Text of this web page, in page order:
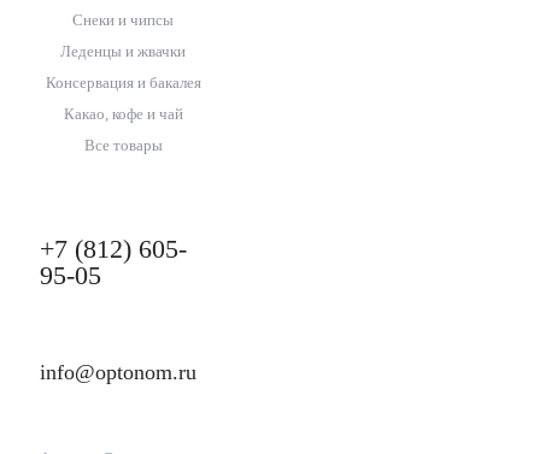
Снеки и чипсы
Леденцы и жвачки
Консервация и бакалея
Какао, кофе и чай
Все товары
+7 (812) 605-
95-05
info@optonom.ru